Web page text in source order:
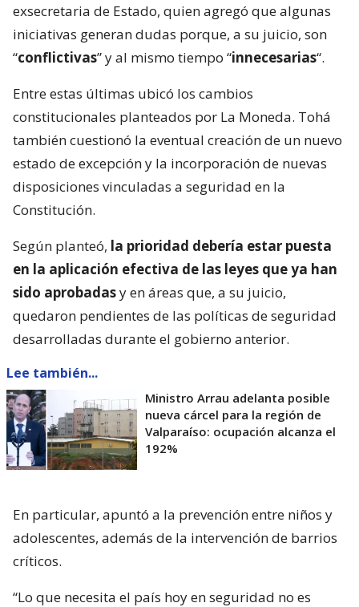
exsecretaria de Estado, quien agregó que algunas
iniciativas generan dudas porque, a su juicio, son
“conflictivas” y al mismo tiempo “innecesarias“.
Entre estas últimas ubicó los cambios
constitucionales planteados por La Moneda. Tohá
también cuestionó la eventual creación de un nuevo
estado de excepción y la incorporación de nuevas
disposiciones vinculadas a seguridad en la
Constitución.
Según planteó, la prioridad debería estar puesta
en la aplicación efectiva de las leyes que ya han
sido aprobadasy en áreas que, a su juicio,
quedaron pendientes de las políticas de seguridad
desarrolladas durante el gobierno anterior.
Lee también...
Ministro Arrau adelanta posible
nueva cárcel para la región de
Valparaíso: ocupación alcanza el
192%
En particular, apuntó a la prevención entre niños y
adolescentes, además de la intervención de barrios
críticos.
“Lo que necesita el país hoy en seguridad no es